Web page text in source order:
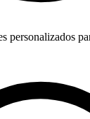
personalizados